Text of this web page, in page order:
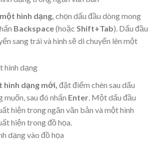
hình dạng, chọn dấu đầu dòng mong
Backspace(hoặc Shift+Tab). Dấu đầu
sang trái và hình sẽ di chuyển lên một
hình dạng mới, đặt điểm chèn sau dấu
muốn, sau đó nhấn Enter. Một dấu đầu
hiện trong ngăn văn bản và một hình
hiện trong đồ họa.